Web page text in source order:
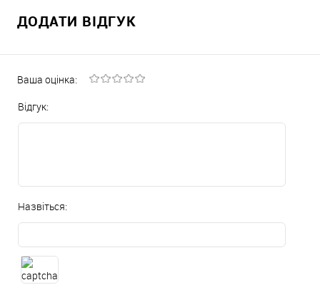
ДОДАТИ ВІДГУК
Ваша оцінка:
Відгук:
Назвіться: